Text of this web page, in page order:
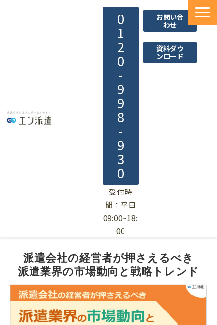
0
1
2
0
-
9
9
8
-
9
3
0
受付時
間：平日
09:00~18:
00
お問い合
わせ
資料ダウ
ンロード
エン派遣の特徴
採用ノウハウ
派遣会社の経営者が押さえるべき
派遣業界の市場動向と戦略トレンド